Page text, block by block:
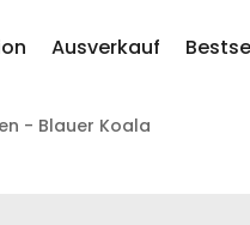
Ausverkauf
- Blauer Koala